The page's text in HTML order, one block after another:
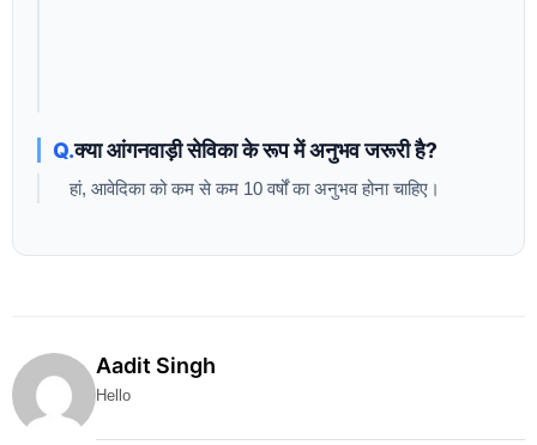
क्या आंगनवाड़ी सेविका के रूप में अनुभव जरूरी है?
हां, आवेदिका को कम से कम 10 वर्षों का अनुभव होना चाहिए।
Aadit Singh
Hello